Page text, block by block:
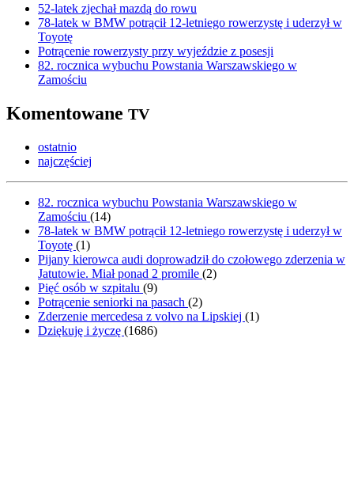
52-latek zjechał mazdą do rowu
78-latek w BMW potrącił 12-letniego rowerzystę i uderzył w
Toyotę
Potrącenie rowerzysty przy wyjeździe z posesji
82. rocznica wybuchu Powstania Warszawskiego w
Zamościu
Komentowane TV
ostatnio
najczęściej
82. rocznica wybuchu Powstania Warszawskiego w
Zamościu (14)
78-latek w BMW potrącił 12-letniego rowerzystę i uderzył w
Toyotę (1)
Pijany kierowca audi doprowadził do czołowego zderzenia w
Jatutowie. Miał ponad 2 promile (2)
Pięć osób w szpitalu (9)
Potrącenie seniorki na pasach (2)
Zderzenie mercedesa z volvo na Lipskiej (1)
Dziękuję i życzę (1686)